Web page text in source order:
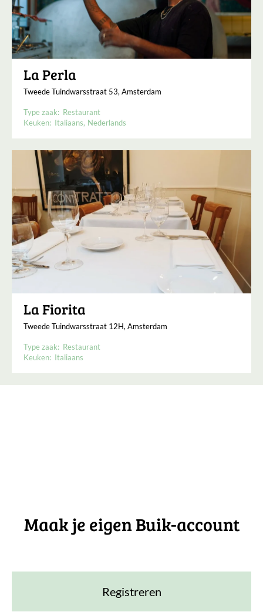
La Perla
Tweede Tuindwarsstraat 53, Amsterdam
Type zaak: Restaurant
Keuken: Italiaans Nederlands
La Fiorita
Tweede Tuindwarsstraat 12H, Amsterdam
Type zaak: Restaurant
Keuken: Italiaans
Maak je eigen Buik-account
Registreren